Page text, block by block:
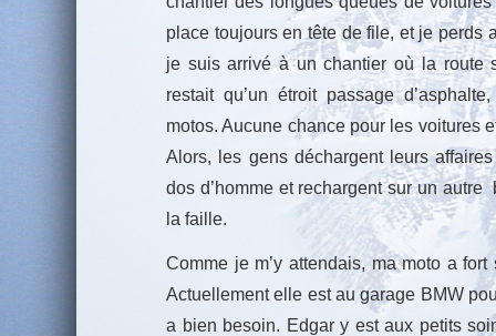
place toujours en tête de file, et je perds
je suis arrivé à un chantier où la route
restait qu’un étroit passage
motos. Aucune chance pour les voitures
Alors, les gens déchargent leurs
dos d’homme et rechargent sur un autre
la faille.
Comme je m’y attendais, ma moto a
Actuellement elle est au garage BMW
a bien besoin. Edgar y est aux petits